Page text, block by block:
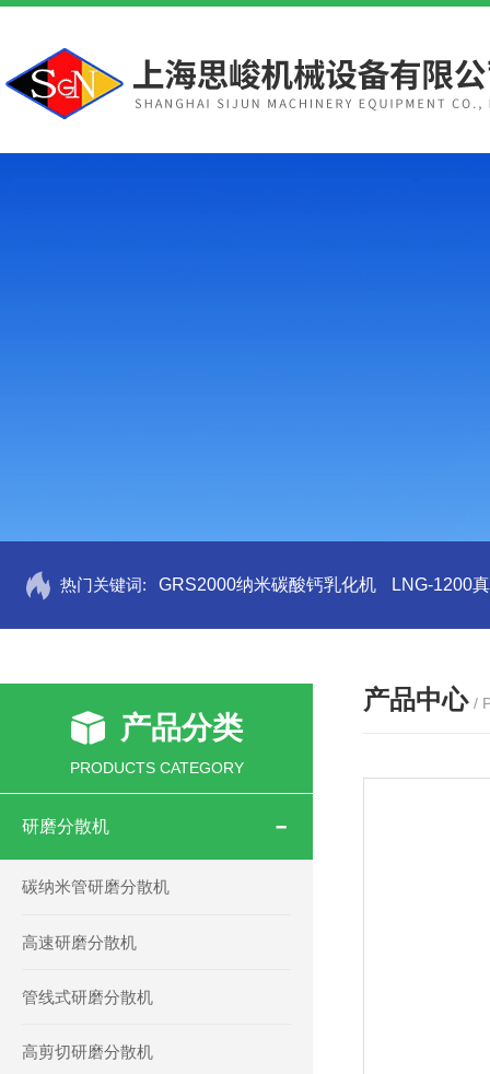
热门关键词: GRS2000纳米碳酸钙乳化机 LNG-1200
产品分类
PRODUCTS CATEGORY
研磨分散机
碳纳米管研磨分散机
高速研磨分散机
管线式研磨分散机
高剪切研磨分散机
产品中心 /